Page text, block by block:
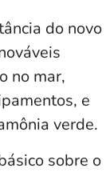
do novo
no mar,
e
verde.
sobre o